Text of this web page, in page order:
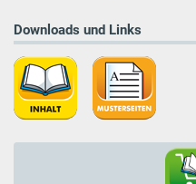
Downloads und Links